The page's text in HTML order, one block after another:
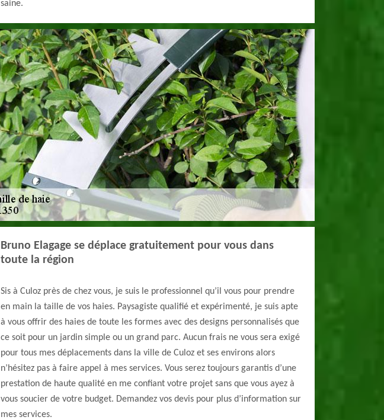
saine.
Bruno Elagage se déplace gratuitement pour vous dans
toute la région
Sis à Culoz près de chez vous, je suis le professionnel qu’il vous pour prendre
en main la taille de vos haies. Paysagiste qualifié et expérimenté, je suis apte
à vous offrir des haies de toute les formes avec des designs personnalisés que
ce soit pour un jardin simple ou un grand parc. Aucun frais ne vous sera exigé
pour tous mes déplacements dans la ville de Culoz et ses environs alors
n’hésitez pas à faire appel à mes services. Vous serez toujours garantis d’une
prestation de haute qualité en me confiant votre projet sans que vous ayez à
vous soucier de votre budget. Demandez vos devis pour plus d’information sur
mes services.